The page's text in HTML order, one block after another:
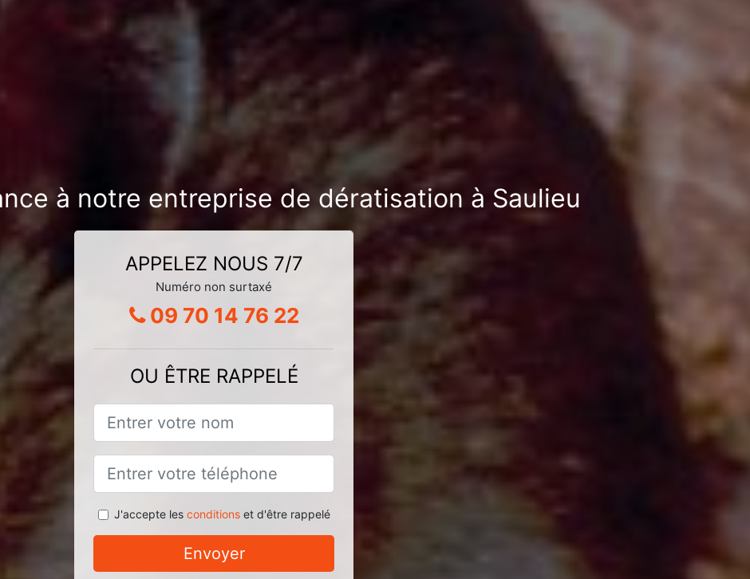
à notre entreprise de dératisation à Saulieu
APPELEZ NOUS 7/7
Numéro non surtaxé
09 70 14 76 22
OU ÊTRE RAPPELÉ
J'accepte les conditionset d'être rappelé
Envoyer